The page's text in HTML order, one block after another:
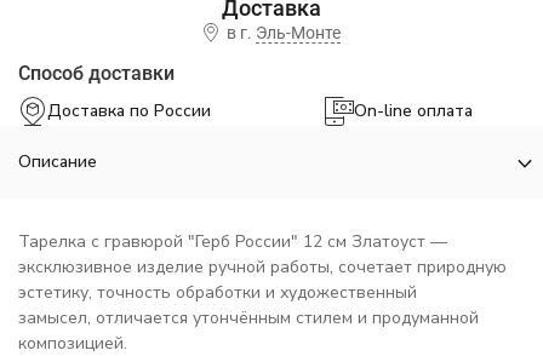
в г. Эль-Монте
Способ доставки
Доставка по России
On-line оплата
Описание
Тарелка с гравюрой "Герб России" 12 см Златоуст —
эксклюзивное изделие ручной работы, сочетает природную
эстетику, точность обработки и художественный
замысел, отличается утончённым стилем и продуманной
композицией.